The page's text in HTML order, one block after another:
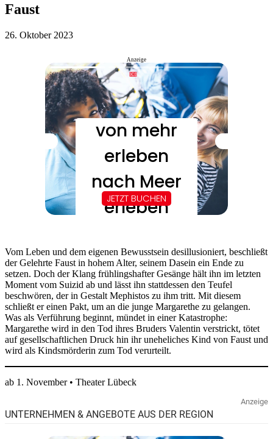
Faust
26. Oktober 2023
Anzeige
Vom Leben und dem eigenen Bewusstsein desillusioniert, beschließt
der Gelehrte Faust in hohem Alter, seinem Dasein ein Ende zu
setzen. Doch der Klang frühlingshafter Gesänge hält ihn im letzten
Moment vom Suizid ab und lässt ihn stattdessen den Teufel
beschwören, der in Gestalt Mephistos zu ihm tritt. Mit diesem
schließt er einen Pakt, um an die junge Margarethe zu gelangen.
Was als Verführung beginnt, mündet in einer Katastrophe:
Margarethe wird in den Tod ihres Bruders Valentin verstrickt, tötet
auf gesellschaftlichen Druck hin ihr uneheliches Kind von Faust und
wird als Kindsmörderin zum Tod verurteilt.
ab 1. November • Theater Lübeck